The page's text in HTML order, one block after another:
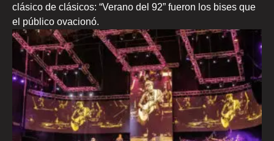
clásico de clásicos: “Verano del 92” fueron los bises que
el público ovacionó.